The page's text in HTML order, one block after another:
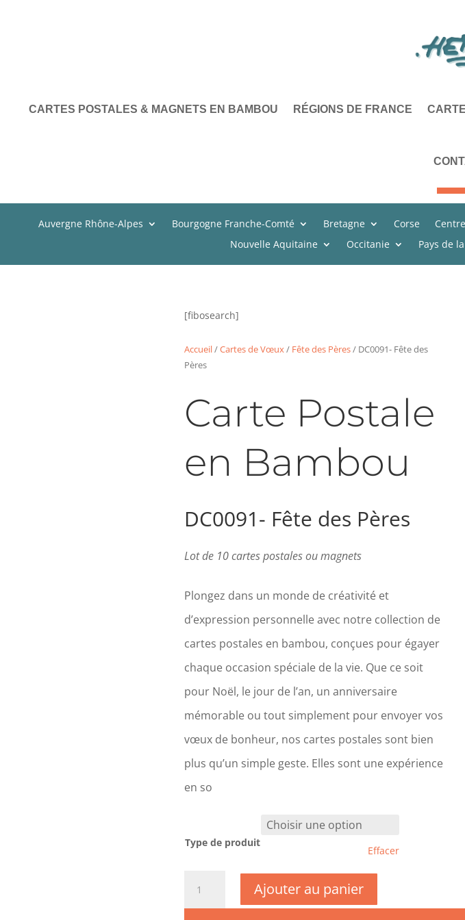
CARTES POSTALES & MAGNETS EN BAMBOU RÉGIONS DE FRANCE
Auvergne Rhône-Alpes Bourgogne Franche-Comté Bretagne Corse
Nouvelle Aquitaine
Occitanie Pays de
[fibosearch]
Accueil/Cartes de Vœux/ Fête des Pères/ DC0091- Fête des
Pères
Carte Postale
en Bambou
DC0091- Fête des Pères
Lot de 10 cartes postales ou magnets
Plongez dans un monde de créativité et
d’expression personnelle avec notre collection de
cartes postales en bambou, conçues pour égayer
chaque occasion spéciale de la vie. Que ce soit
pour Noël, le jour de l’an, un anniversaire
mémorable ou tout simplement pour envoyer vos
vœux de bonheur, nos cartes postales sont bien
plus qu’un simple geste. Elles sont une expérience
en so
Type de produit
Effacer
DC0091-
Ajouter au panier